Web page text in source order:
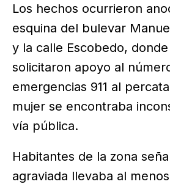
Los hechos ocurrieron
esquina del bulevar
y la calle Escobedo,
solicitaron apoyo al
emergencias 911 al
mujer se encontraba
vía pública.
Habitantes de la zona
agraviada llevaba al